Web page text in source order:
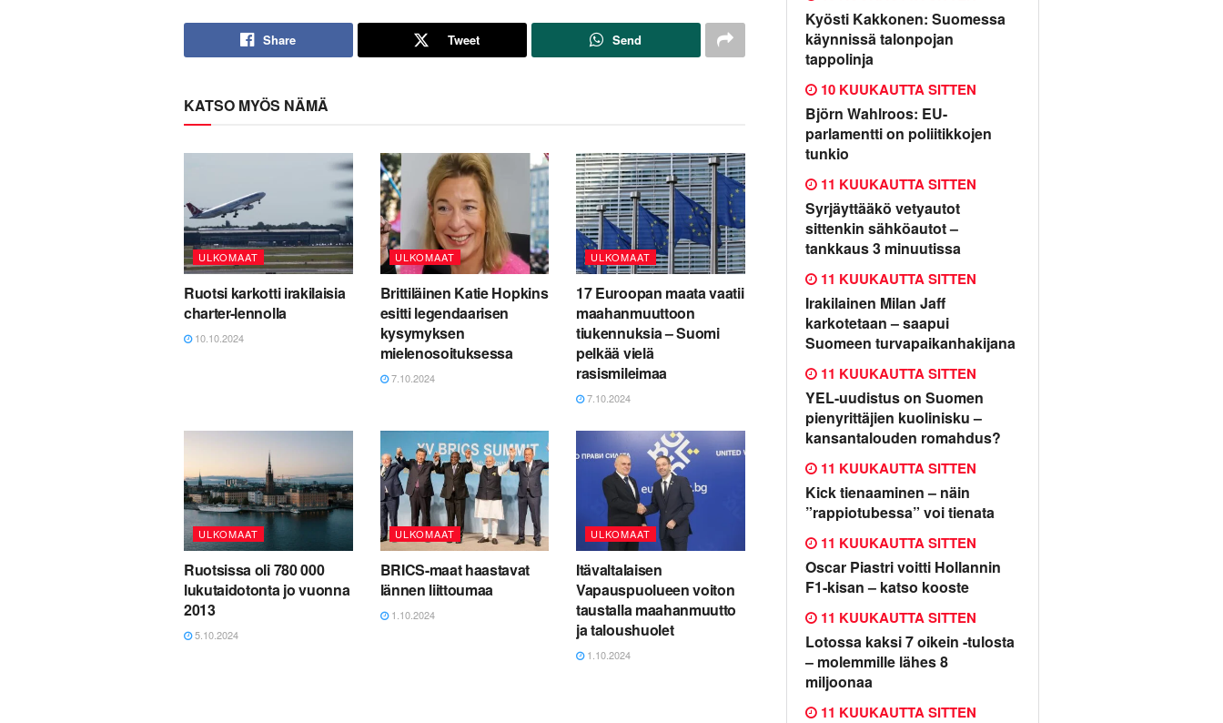
Share Tweet Send
KATSO MYÖS NÄMÄ
ULKOMAAT
Ruotsi karkotti irakilaisia
charter-lennolla
10.10.2024
ULKOMAAT
Brittiläinen Katie Hopkins
esitti legendaarisen
kysymyksen
mielenosoituksessa
7.10.2024
ULKOMAAT
17 Euroopan maata vaatii
maahanmuuttoon
tiukennuksia – Suomi
pelkää vielä
rasismileimaa
7.10.2024
ULKOMAAT
Ruotsissa oli 780 000
lukutaidotonta jo vuonna
2013
5.10.2024
ULKOMAAT
BRICS-maat haastavat
lännen liittoumaa
1.10.2024
ULKOMAAT
Itävaltalaisen
Vapauspuolueen voiton
taustalla maahanmuutto
ja taloushuolet
1.10.2024
Kyösti Kakkonen: Suomessa
käynnissä talonpojan
tappolinja
Björn Wahlroos: EU-
parlamentti on poliitikkojen
tunkio
10 KUUKAUTTA SITTEN
Syrjäyttääkö vetyautot
sittenkin sähköautot –
tankkaus 3 minuutissa
11 KUUKAUTTA SITTEN
Irakilainen Milan Jaff
karkotetaan – saapui
Suomeen turvapaikanhakijana
11 KUUKAUTTA SITTEN
YEL-uudistus on Suomen
pienyrittäjien kuolinisku –
kansantalouden romahdus?
11 KUUKAUTTA SITTEN
Kick tienaaminen – näin
”rappiotubessa” voi tienata
11 KUUKAUTTA SITTEN
Oscar Piastri voitti Hollannin
F1-kisan – katso kooste
11 KUUKAUTTA SITTEN
Lotossa kaksi 7 oikein -tulosta
– molemmille lähes 8
miljoonaa
11 KUUKAUTTA SITTEN
11 KUUKAUTTA SITTEN